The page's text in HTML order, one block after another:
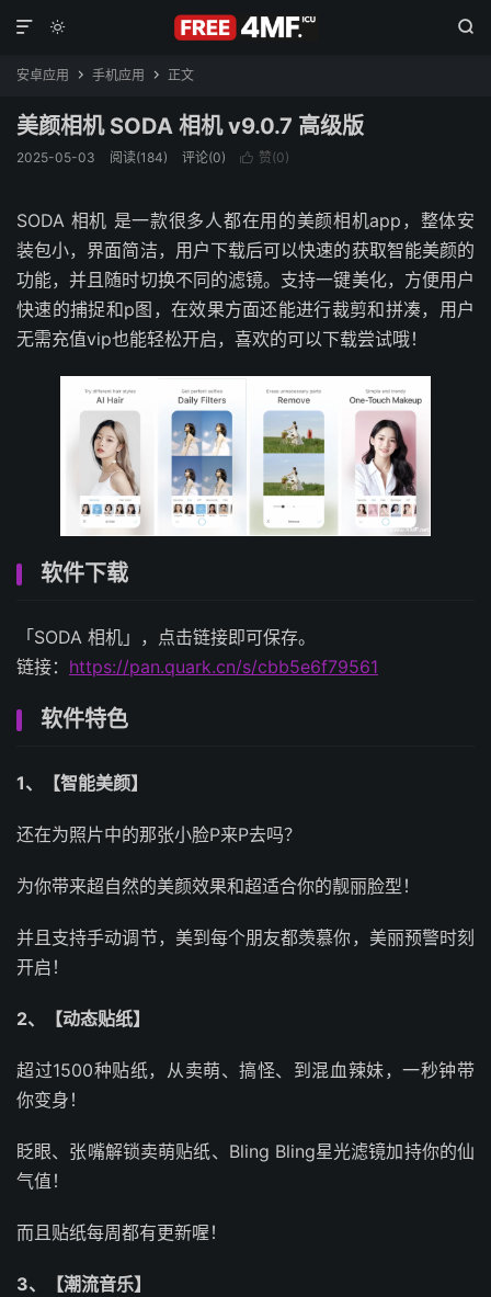
 

安卓应用  手机应用  正文
美颜相机 SODA 相机 v9.0.7 高级版
2025-05-03 阅读(184) 评论(0)  赞(0)
SODA 相机 是一款很多人都在用的美颜相机app，整体安
装包小，界面简洁，用户下载后可以快速的获取智能美颜的
功能，并且随时切换不同的滤镜。支持一键美化，方便用户
快速的捕捉和p图，在效果方面还能进行裁剪和拼凑，用户
无需充值vip也能轻松开启，喜欢的可以下载尝试哦！
软件下载
「SODA 相机」，点击链接即可保存。
链接： https://pan.quark.cn/s/cbb5e6f79561
软件特色
1、【智能美颜】
还在为照片中的那张小脸P来P去吗？
为你带来超自然的美颜效果和超适合你的靓丽脸型！
并且支持手动调节，美到每个朋友都羡慕你，美丽预警时刻
开启！
2、【动态贴纸】
超过1500种贴纸，从卖萌、搞怪、到混血辣妹，一秒钟带
你变身！
眨眼、张嘴解锁卖萌贴纸、Bling Bling星光滤镜加持你的仙
气值！
而且贴纸每周都有更新喔！
3、【潮流音乐】